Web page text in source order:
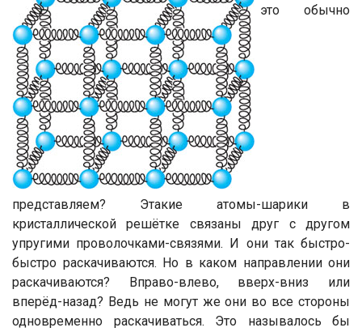
это обычно
представляем? Этакие атомы-шарики в
кристаллической решётке связаны друг с другом
упругими проволочками-связями. И они так быстро-
быстро раскачиваются. Но в каком направлении они
раскачиваются? Вправо-влево, вверх-вниз или
вперёд-назад? Ведь не могут же они во все стороны
одновременно раскачиваться. Это называлось бы